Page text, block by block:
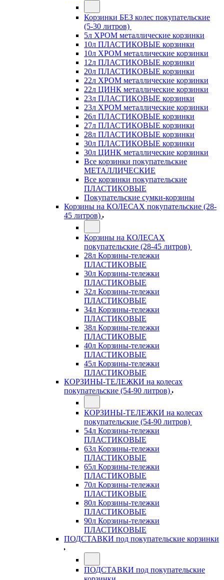
Корзинки БЕЗ колес покупательские
(5-30 литров)
5л ХРОМ металлические корзинки
10л ПЛАСТИКОВЫЕ корзинки
10л ХРОМ металлические корзинки
12л ПЛАСТИКОВЫЕ корзинки
20л ПЛАСТИКОВЫЕ корзинки
22л ХРОМ металлические корзинки
22л ЦИНК металлические корзинки
23л ПЛАСТИКОВЫЕ корзинки
23л ХРОМ металлические корзинки
26л ПЛАСТИКОВЫЕ корзинки
27л ПЛАСТИКОВЫЕ корзинки
28л ПЛАСТИКОВЫЕ корзинки
30л ПЛАСТИКОВЫЕ корзинки
30л ЦИНК металлические корзинки
Все корзинки покупательские
МЕТАЛЛИЧЕСКИЕ
Все корзинки покупательские
ПЛАСТИКОВЫЕ
Покупательские сумки-корзины
Корзины на КОЛЕСАХ покупательские (28-
45 литров)
Корзины на КОЛЕСАХ
покупательские (28-45 литров)
28л Корзины-тележки
ПЛАСТИКОВЫЕ
30л Корзины-тележки
ПЛАСТИКОВЫЕ
32л Корзины-тележки
ПЛАСТИКОВЫЕ
34л Корзины-тележки
ПЛАСТИКОВЫЕ
38л Корзины-тележки
ПЛАСТИКОВЫЕ
40л Корзины-тележки
ПЛАСТИКОВЫЕ
45л Корзины-тележки
ПЛАСТИКОВЫЕ
КОРЗИНЫ-ТЕЛЕЖКИ на колесах
покупательские (54-90 литров)
КОРЗИНЫ-ТЕЛЕЖКИ на колесах
покупательские (54-90 литров)
54л Корзины-тележки
ПЛАСТИКОВЫЕ
63л Корзины-тележки
ПЛАСТИКОВЫЕ
65л Корзины-тележки
ПЛАСТИКОВЫЕ
70л Корзины-тележки
ПЛАСТИКОВЫЕ
80л Корзины-тележки
ПЛАСТИКОВЫЕ
90л Корзины-тележки
ПЛАСТИКОВЫЕ
ПОДСТАВКИ под покупательские корзинки
ПОДСТАВКИ под покупательские